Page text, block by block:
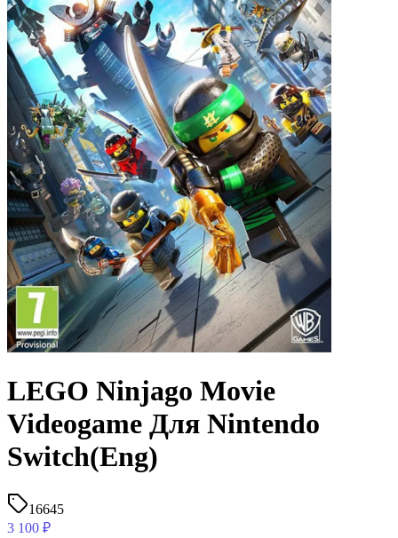
LEGO Ninjago Movie
Videogame Для Nintendo
Switch(Eng)
16645
3 100 ₽